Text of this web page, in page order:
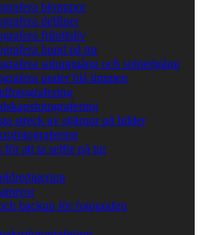
blommor
delfiner
friluftsliv
hund på tur
soluppgång och solnedgång
under blå timmen
streck av stjärnor på bilder
för att ta selfie på tur
backup för fotografen